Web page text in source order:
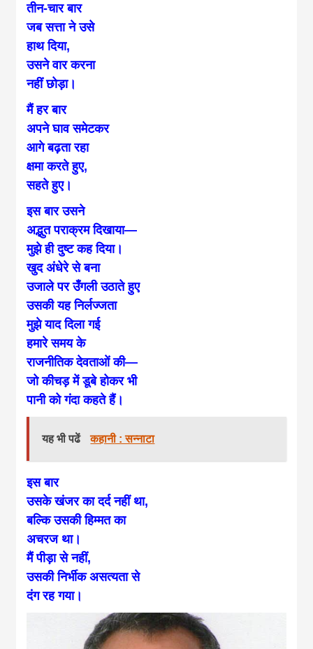
तीन-चार बार
जब सत्ता ने उसे
हाथ दिया,
उसने वार करना
नहीं छोड़ा।
मैं हर बार
अपने घाव समेटकर
आगे बढ़ता रहा
क्षमा करते हुए,
सहते हुए।
इस बार उसने
अद्भुत पराक्रम दिखाया—
मुझे ही दुष्ट कह दिया।
खुद अंधेरे से बना
उजाले पर उँगली उठाते हुए
उसकी यह निर्लज्जता
मुझे याद दिला गई
हमारे समय के
राजनीतिक देवताओं की—
जो कीचड़ में डूबे होकर भी
पानी को गंदा कहते हैं।
यह भी पढें कहानी : सन्नाटा
इस बार
उसके खंजर का दर्द नहीं था,
बल्कि उसकी हिम्मत का
अचरज था।
मैं पीड़ा से नहीं,
उसकी निर्भीक असत्यता से
दंग रह गया।